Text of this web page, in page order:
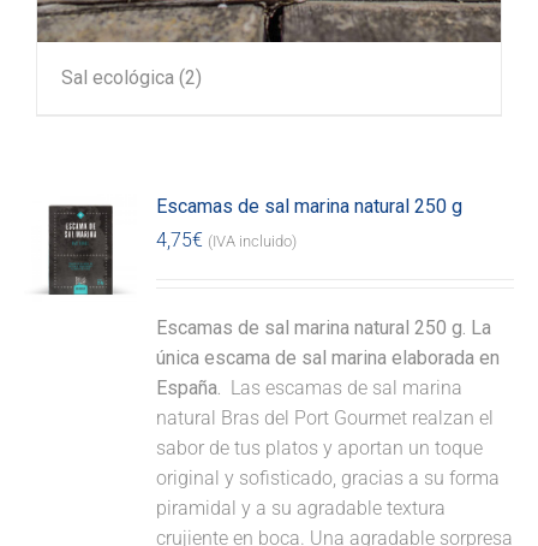
Sal ecológica (2)
Escamas de sal marina natural 250 g
4,75€ (IVA incluido)
Escamas de sal marina natural 250 g. La
única escama de sal marina elaborada en
España. Las escamas de sal marina
natural Bras del Port Gourmet realzan el
sabor de tus platos y aportan un toque
original y sofisticado, gracias a su forma
piramidal y a su agradable textura
crujiente en boca. Una agradable sorpresa